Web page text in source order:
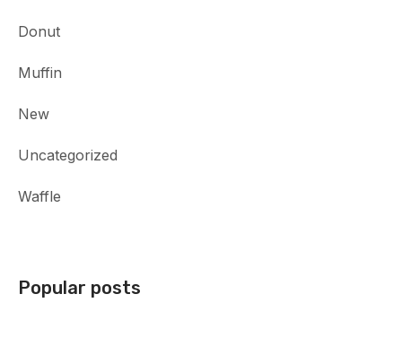
Donut
Muffin
New
Uncategorized
Waffle
Popular posts